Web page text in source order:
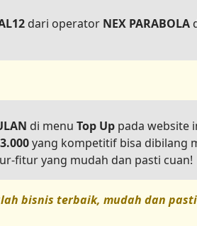
dari operator NEX PARABOLA
di menu Top Up pada website
yang kompetitif bisa dibilang
fitur yang mudah dan pasti cuan!
bisnis terbaik, mudah dan